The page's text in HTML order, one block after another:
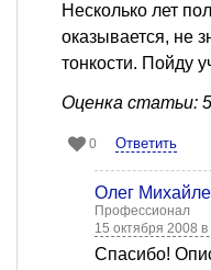
Несколько лет
оказывается, не
тонкости. Пойду
Оценка статьи: 5
0 Ответить
Олег
Профессионал
15 октября 2008 в
Спасибо!